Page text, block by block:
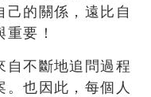
己的關係，遠比自
要！
自不斷地追問過程
也因此， 每個人